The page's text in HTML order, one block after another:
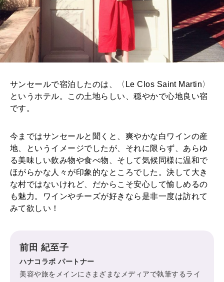
サンセールで宿泊したのは、〈Le Clos Saint Martin〉
というホテル。この土地らしい、穏やかで心地良い宿
です。
今まではサンセールと聞くと、爽やかな白ワインの産
地、というイメージでしたが、それに限らず、あらゆ
る美味しい飲み物や食べ物、そして気候同様に温和で
ほがらかな人々が印象的なところでした。決して大き
な村ではないけれど、だからこそ安心して愉しめるの
も魅力。ワインやチーズが好きなら是非一度は訪れて
みて欲しい！
前田 紀至子
ハナコラボ パートナー
美容や旅をメインにさまざまなメディアで執筆するライ